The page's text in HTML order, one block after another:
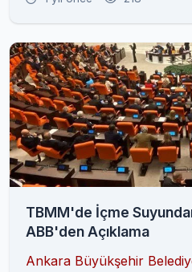
TBMM'de İçme
ABB'den Açıklama
Ankara Büyükşehir